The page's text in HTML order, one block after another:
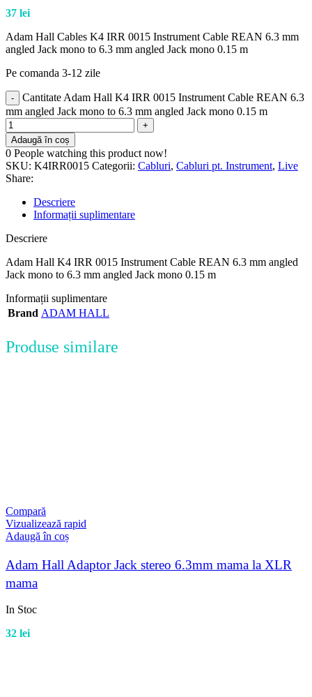
37 lei
Adam Hall Cables K4 IRR 0015 Instrument Cable REAN 6.3 mm
angled Jack mono to 6.3 mm angled Jack mono 0.15 m
Pe comanda 3-12 zile
Cantitate Adam Hall K4 IRR 0015 Instrument Cable REAN 6.3
mm angled Jack mono to 6.3 mm angled Jack mono 0.15 m
Adaugă în coș
0 People watching this product now!
SKU: K4IRR0015 Categorii: Cabluri, Cabluri pt. Instrument, Live
Share:
Descriere
Informații suplimentare
Descriere
Adam Hall K4 IRR 0015 Instrument Cable REAN 6.3 mm angled
Jack mono to 6.3 mm angled Jack mono 0.15 m
Informații suplimentare
Brand ADAM HALL
Produse similare
Compară
Vizualizează rapid
Adaugă în coș
Adam Hall Adaptor Jack stereo 6.3mm mama la XLR
mama
In Stoc
32 lei